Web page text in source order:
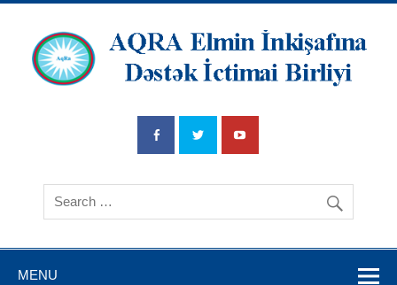
İnkişafına
Dətsək İctimai
Birliyi
MENU